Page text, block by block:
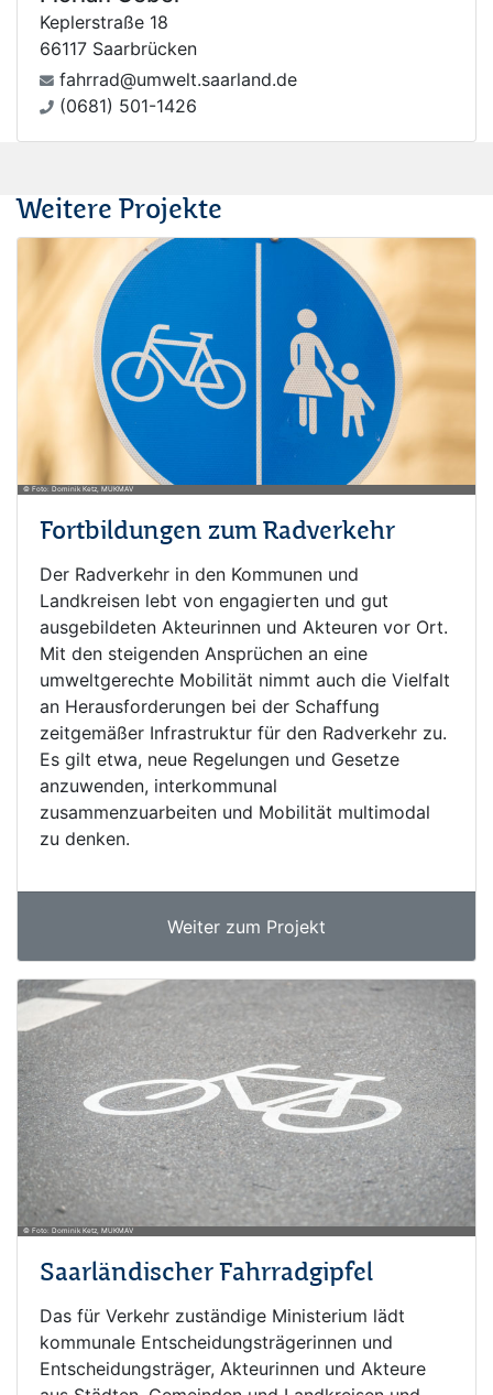
Keplerstraße 18
66117 Saarbrücken
fahrrad@umwelt.saarland.de
(0681) 501-1426
Weitere Projekte
© Foto: Dominik Ketz, MUKMAV
Fortbildungen zum Radverkehr
Der Radverkehr in den Kommunen und
Landkreisen lebt von engagierten und gut
ausgebildeten Akteurinnen und Akteuren vor Ort.
Mit den steigenden Ansprüchen an eine
umweltgerechte Mobilität nimmt auch die Vielfalt
an Herausforderungen bei der Schaffung
zeitgemäßer Infrastruktur für den Radverkehr zu.
Es gilt etwa, neue Regelungen und Gesetze
anzuwenden, interkommunal
zusammenzuarbeiten und Mobilität multimodal
zu denken.
Weiter zum Projekt
© Foto: Dominik Ketz, MUKMAV
Saarländischer Fahrradgipfel
Das für Verkehr zuständige Ministerium lädt
kommunale Entscheidungsträgerinnen und
Entscheidungsträger, Akteurinnen und Akteure